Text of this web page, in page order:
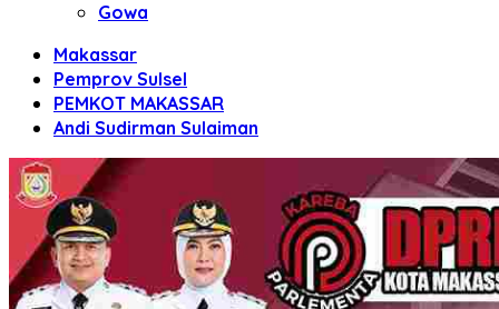
Gowa
Makassar
Pemprov Sulsel
PEMKOT MAKASSAR
Andi Sudirman Sulaiman